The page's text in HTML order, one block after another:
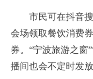
市民可在抖音搜
会场领取餐饮消费
券。“宁波旅游之窗
播间也会不定时发放